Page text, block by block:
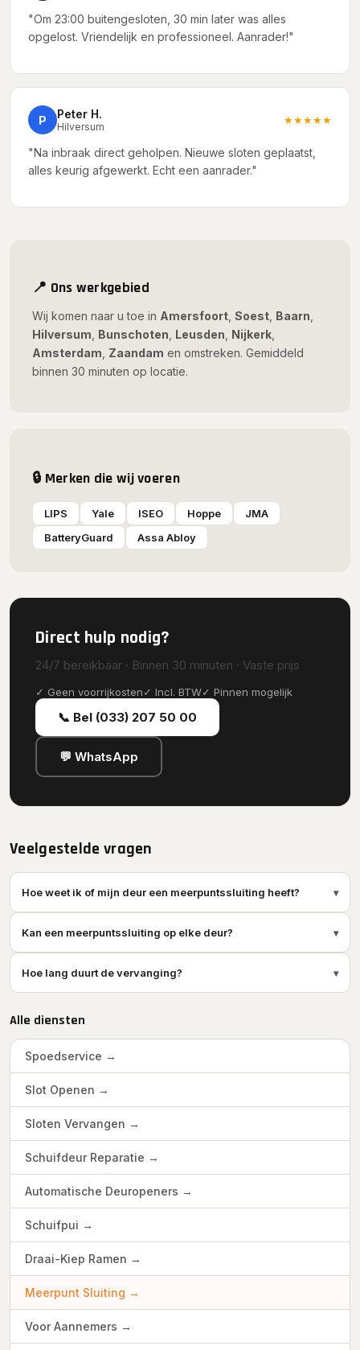
"Om 23:00 buitengesloten, 30 min later was alles
opgelost. Vriendelijk en professioneel. Aanrader!"
P Peter H.
Hilversum
★★★★★
"Na inbraak direct geholpen. Nieuwe sloten geplaatst,
alles keurig afgewerkt. Echt een aanrader."
📍 Ons werkgebied
Wij komen naar u toe in Amersfoort Soest Baarn
Hilversum Bunschoten Leusden Nijkerk
Amsterdam Zaandam en omstreken. Gemiddeld
binnen 30 minuten op locatie.
🔒 Merken die wij voeren
LIPS Yale ISEO Hoppe
JMA
BatteryGuard
Assa Abloy
Direct hulp nodig?
24/7 bereikbaar · Binnen 30 minuten · Vaste prijs
✓ Geen voorrijkosten✓ Incl. BTW✓ Pinnen mogelijk
📞 Bel (033) 207 50 00
💬 WhatsApp
Veelgestelde vragen
Hoe weet ik of mijn deur een meerpuntssluiting heeft? ▾
Kan een meerpuntssluiting op elke deur? ▾
Hoe lang duurt de vervanging? ▾
Alle diensten
Spoedservice →
Slot Openen →
Sloten Vervangen →
Schuifdeur Reparatie →
Automatische Deuropeners →
Schuifpui →
Draai-Kiep Ramen →
Meerpunt Sluiting →
Voor Aannemers →